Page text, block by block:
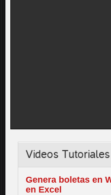
VideosTutoriales
Genera boletas en
en Excel